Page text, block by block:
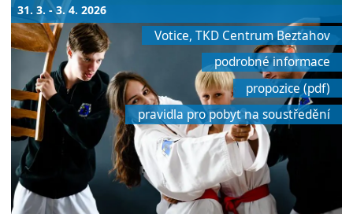
31. 3. - 3. 4. 2026
Votice, TKD Centrum Beztahov
podrobné informace
propozice (pdf)
pravidla pro pobyt na soustředění